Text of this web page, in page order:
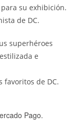
su exhibición.
de DC.
superhéroes
e
favoritos de DC.
Pago.